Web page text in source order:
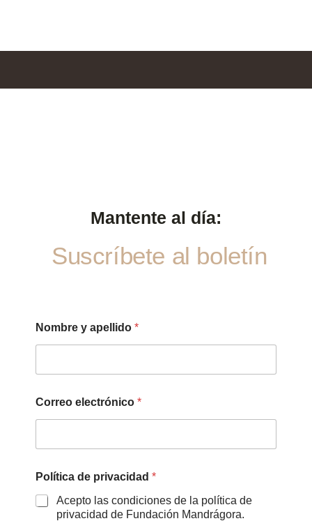
Mantente al día:
Suscríbete al boletín
Nombre y apellido *
Correo electrónico *
p
r
i
Política de privacidad *
Acepto las condiciones de la política de
privacidad de Fundación Mandrágora.